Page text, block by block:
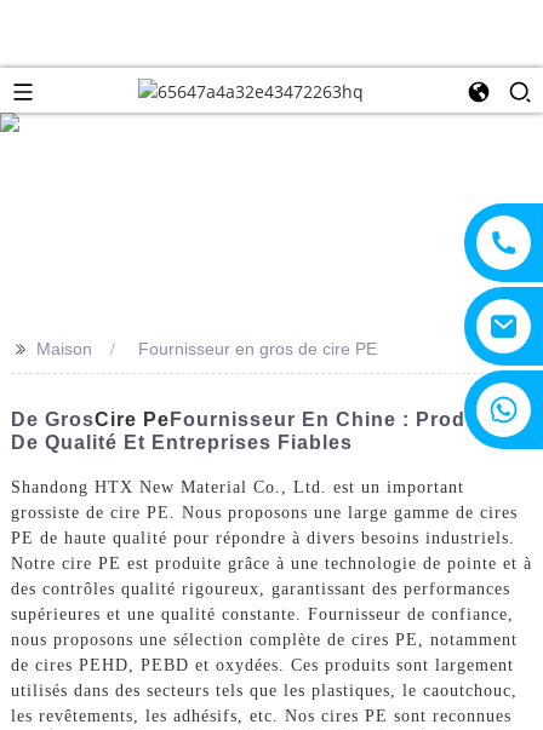
>> Maison Fournisseur en gros de cire PE
De GrosCire Pe Fournisseur En Chine : Produits
De Qualité Et Entreprises Fiables
Shandong HTX New Material Co., Ltd. est un important
grossiste de cire PE. Nous proposons une large gamme de cires
PE de haute qualité pour répondre à divers besoins industriels.
Notre cire PE est produite grâce à une technologie de pointe et à
des contrôles qualité rigoureux, garantissant des performances
supérieures et une qualité constante. Fournisseur de confiance,
nous proposons une sélection complète de cires PE, notamment
de cires PEHD, PEBD et oxydées. Ces produits sont largement
utilisés dans des secteurs tels que les plastiques, le caoutchouc,
les revêtements, les adhésifs, etc. Nos cires PE sont reconnues